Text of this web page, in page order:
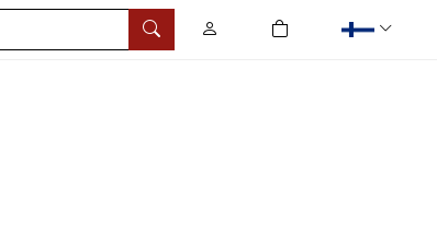
Hae
0
tuotetta ostoskorissa